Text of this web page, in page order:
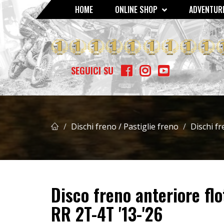
HOME ONLINE SHOP
SEGUICI SU
Dischi freno / Pastiglie freno Dischi
Disco freno anteriore
RR 2T-4T '13-'26